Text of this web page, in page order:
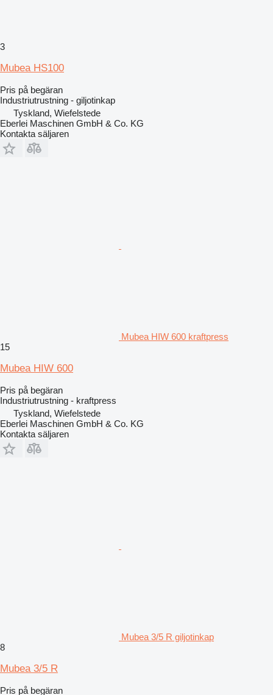
3
Mubea HS100
Pris på begäran
Industriutrustning - giljotinkap
Tyskland, Wiefelstede
Eberlei Maschinen GmbH & Co. KG
Kontakta säljaren
Mubea HIW 600 kraftpress
15
Mubea HIW 600
Pris på begäran
Industriutrustning - kraftpress
Tyskland, Wiefelstede
Eberlei Maschinen GmbH & Co. KG
Kontakta säljaren
Mubea 3/5 R giljotinkap
8
Mubea 3/5 R
Pris på begäran